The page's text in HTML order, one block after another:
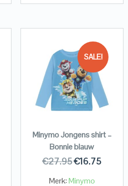
SALE!
Minymo Jongens shirt –
Bonnie blauw
€27.95€16.75
Merk:Minymo